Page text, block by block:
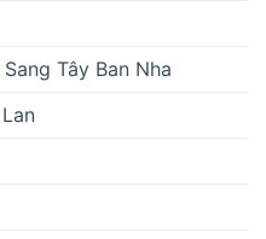
Tây Ban Nha